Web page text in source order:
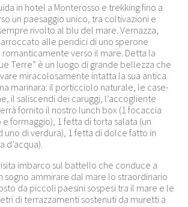
in hotel a Monterosso e trekking fino a
un paesaggio unico, tra coltivazioni e
rivolto al blu del mare. Vernazza,
alle pendici di uno sperone
verso il mare. Detta la
Terre” è un luogo di grande bellezza che
miracolosamente intatta la sua antica
marinara: il porticciolo naturale, le case-
il saliscendi dei caruggi, l’accogliente
fornito il nostro lunch box (1 focaccia
formaggio), 1 fetta di torta salata (un
uno di verdura), 1 fetta di dolce fatto in
d’acqua).
imbarco sul battello che conduce a
sogno ammirare dal mare lo straordinario
da piccoli paesini sospesi tra il mare e le
di terrazzamenti sostenuti da muretti a